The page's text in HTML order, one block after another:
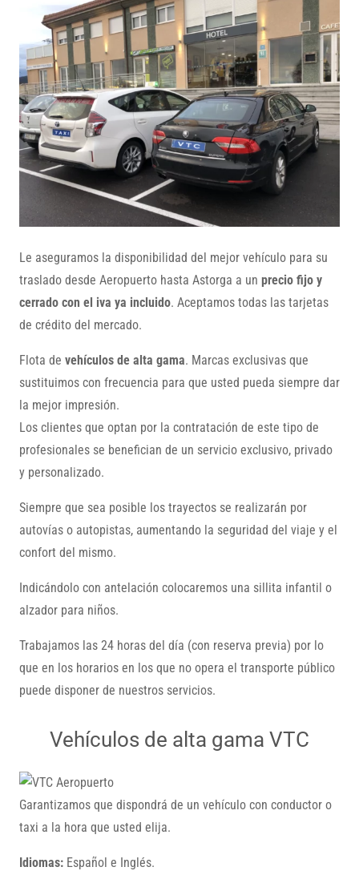
Le aseguramos la disponibilidad del mejor vehículo para su
traslado desde Aeropuerto hasta Astorga a un precio fijo y
cerrado con el iva ya incluido. Aceptamos todas las tarjetas
de crédito del mercado.
Flota de vehículos de alta gama. Marcas exclusivas que
sustituimos con frecuencia para que usted pueda siempre dar
la mejor impresión.
Los clientes que optan por la contratación de este tipo de
profesionales se benefician de un servicio exclusivo, privado
y personalizado.
Siempre que sea posible los trayectos se realizarán por
autovías o autopistas, aumentando la seguridad del viaje y el
confort del mismo.
Indicándolo con antelación colocaremos una sillita infantil o
alzador para niños.
Trabajamos las 24 horas del día (con reserva previa) por lo
que en los horarios en los que no opera el transporte público
puede disponer de nuestros servicios.
Vehículos de alta gama VTC
Garantizamos que dispondrá de un vehículo con conductor o
taxi a la hora que usted elija.
Idiomas: Español e Inglés.